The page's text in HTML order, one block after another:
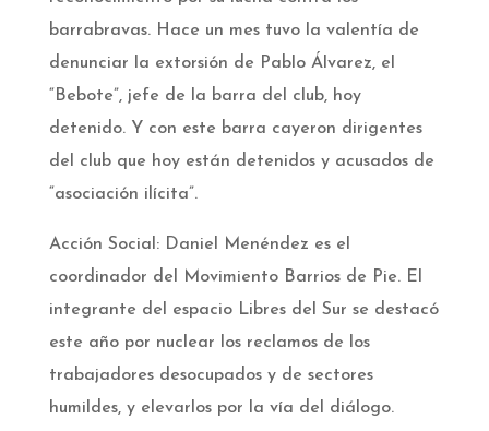
barrabravas. Hace un mes tuvo la valentía de
denunciar la extorsión de Pablo Álvarez, el
“Bebote”, jefe de la barra del club, hoy
detenido. Y con este barra cayeron dirigentes
del club que hoy están detenidos y acusados de
“asociación ilícita”.
Acción Social: Daniel Menéndez es el
coordinador del Movimiento Barrios de Pie. El
integrante del espacio Libres del Sur se destacó
este año por nuclear los reclamos de los
trabajadores desocupados y de sectores
humildes, y elevarlos por la vía del diálogo.